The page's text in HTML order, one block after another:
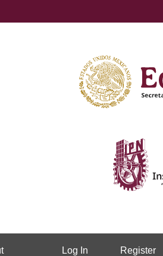
Log In Register